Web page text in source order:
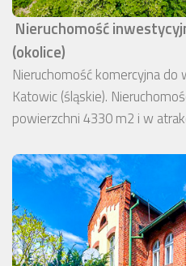
Nieruchomość
(okolice)
Nieruchomość komercyjna do
Katowic (śląskie).
powierzchni 4330 m2 i w